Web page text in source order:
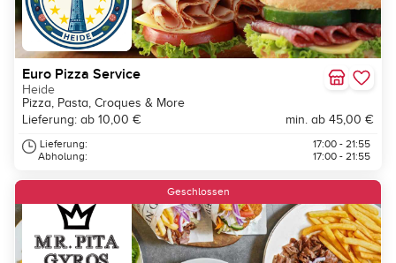
Euro Pizza Service
Heide
Pizza, Pasta, Croques & More
Lieferung: ab 10,00 €
min. ab 45,00 €
Lieferung:
Abholung:
17:00 - 21:55
17:00 - 21:55
Geschlossen